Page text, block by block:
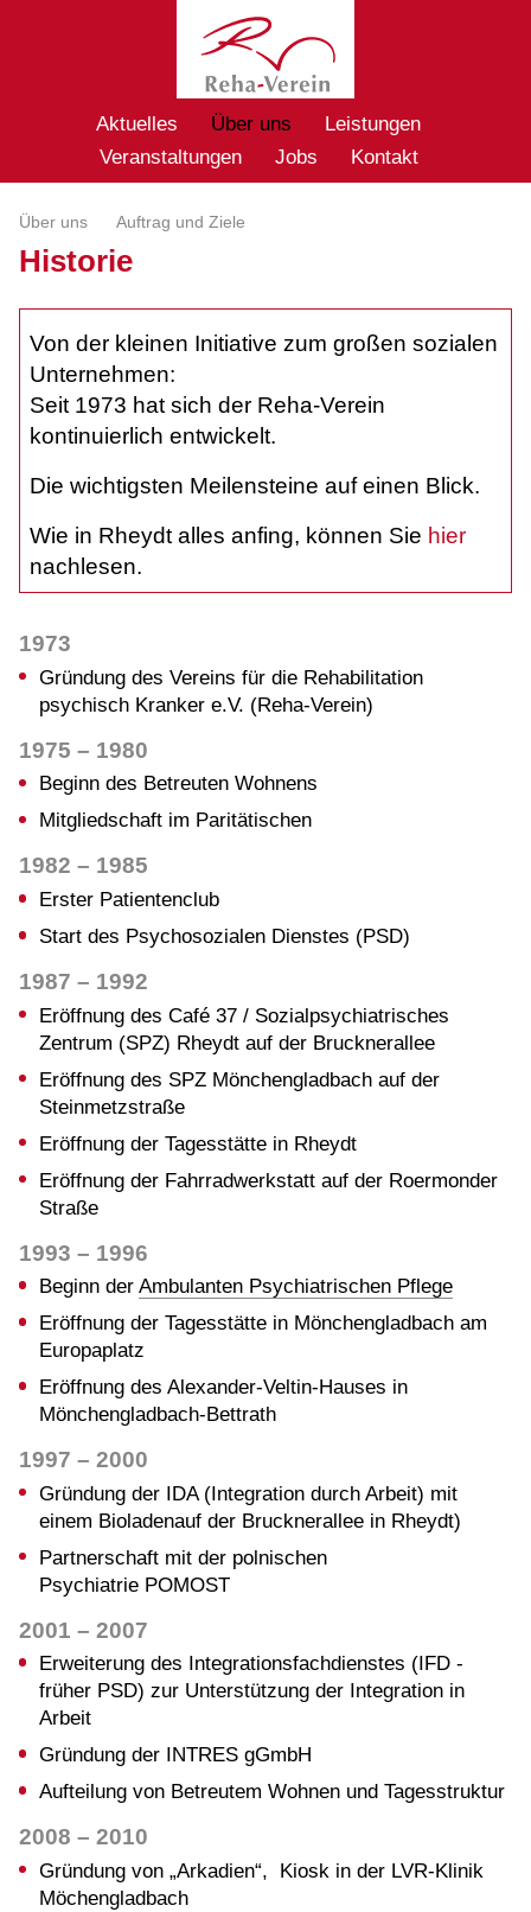
Aktuelles Über uns
Leistungen
Veranstaltungen
Jobs Kontakt
Über uns Auftrag und Ziele
Historie
Von der kleinen Initiative zum großen sozialen
Unternehmen:
Seit 1973 hat sich der Reha-Verein
kontinuierlich entwickelt.
Die wichtigsten Meilensteine auf einen Blick.
Wie in Rheydt alles anfing, können Sie hier
nachlesen.
1973
Gründung des Vereins für die Rehabilitation
psychisch Kranker e.V. (Reha-Verein)
1975 – 1980
Beginn des Betreuten Wohnens
Mitgliedschaft im Paritätischen
1982 – 1985
Erster Patientenclub
Start des Psychosozialen Dienstes (PSD)
1987 – 1992
Eröffnung des Café 37 / Sozialpsychiatrisches
Zentrum (SPZ) Rheydt auf der Brucknerallee
Eröffnung des SPZ Mönchengladbach auf der
Steinmetzstraße
Eröffnung der Tagesstätte in Rheydt
Eröffnung der Fahrradwerkstatt auf der Roermonder
Straße
1993 – 1996
Beginn der Ambulanten Psychiatrischen Pflege
Eröffnung der Tagesstätte in Mönchengladbach am
Europaplatz
Eröffnung des Alexander-Veltin-Hauses in
Mönchengladbach-Bettrath
1997 – 2000
Gründung der IDA (Integration durch Arbeit) mit
einem Bioladenauf der Brucknerallee in Rheydt)
Partnerschaft mit der polnischen
Psychiatrie POMOST
2001 – 2007
Erweiterung des Integrationsfachdienstes (IFD -
früher PSD) zur Unterstützung der Integration in
Arbeit
Gründung der INTRES gGmbH
Aufteilung von Betreutem Wohnen und Tagesstruktur
2008 – 2010
Gründung von „Arkadien“, Kiosk in der LVR-Klinik
Möchengladbach